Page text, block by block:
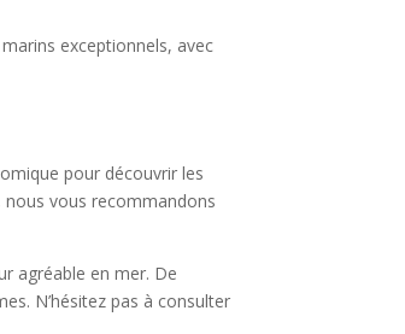
exceptionnels, avec
pour découvrir les
nous vous recommandons
agréable en mer. De
N’hésitez pas à consulter